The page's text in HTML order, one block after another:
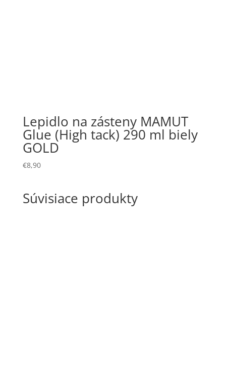
Lepidlo na zásteny MAMUT
Glue (High tack) 290 ml biely
GOLD
€8,90
Súvisiace produkty